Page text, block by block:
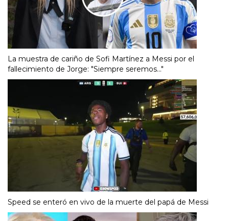
La muestra de cariño de Sofi Martínez a Messi por el
fallecimiento de Jorge: "Siempre seremos..."
Speed se enteró en vivo de la muerte del papá de Messi